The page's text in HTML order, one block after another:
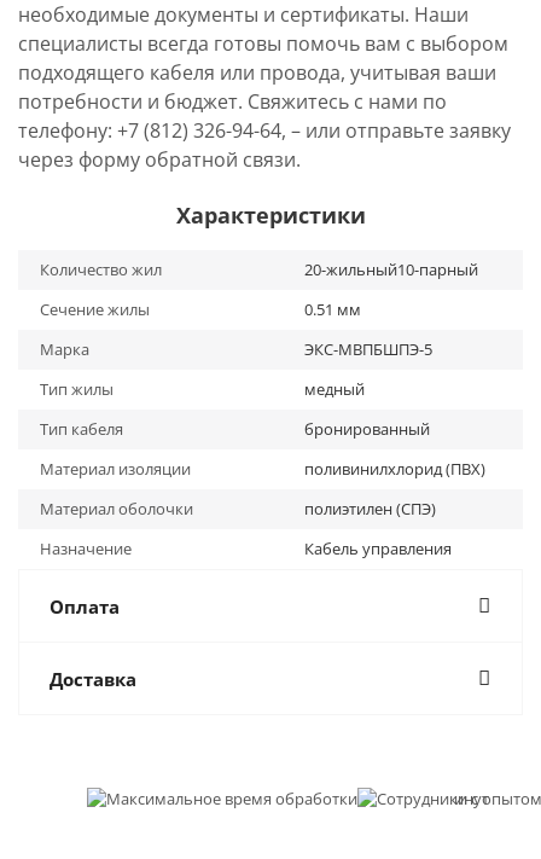
необходимые документы и сертификаты. Наши
специалисты всегда готовы помочь вам с выбором
подходящего кабеля или провода, учитывая ваши
потребности и бюджет. Свяжитесь с нами по
телефону: +7 (812) 326-94-64, – или отправьте заявку
через форму обратной связи.
Характеристики
Количество жил
20-жильный10-парный
Сечение жилы
0.51 мм
Марка
ЭКС-МВПБШПЭ-5
Тип жилы
медный
Тип кабеля
бронированный
Материал изоляции
поливинилхлорид (ПВХ)
Материал оболочки
полиэтилен (СПЭ)
Назначение
Кабель управления
Оплата
Доставка